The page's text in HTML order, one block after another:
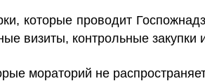
которые проводит
визиты, контрольные закупки
мораторий не